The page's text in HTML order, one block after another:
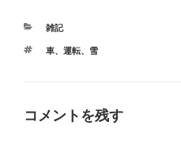
カ
ゴ
雑記
タ
車、 運転、 雪
コメントを残す